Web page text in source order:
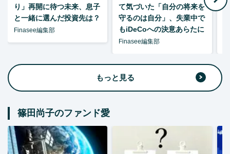
り」再開に待つ未来、息子
と一緒に選んだ投資先は？
Finasee編集部
て気づいた「自分の将来を
守るのは自分」、失業中で
もiDeCoへの決意あらたに
Finasee編集部
もっと見る
篠田尚子のファンド愛